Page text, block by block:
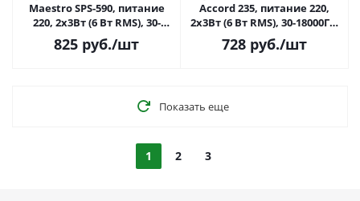
Maestro SPS-590, питание
220, 2х3Вт (6 Вт RMS), 30-
18000Гц, цвет темное
дерево
825 руб./шт
Accord 235, питание 220,
2х3Вт (6 Вт RMS), 30-18000Гц,
черные
728 руб./шт
Показать еще
1 2 3